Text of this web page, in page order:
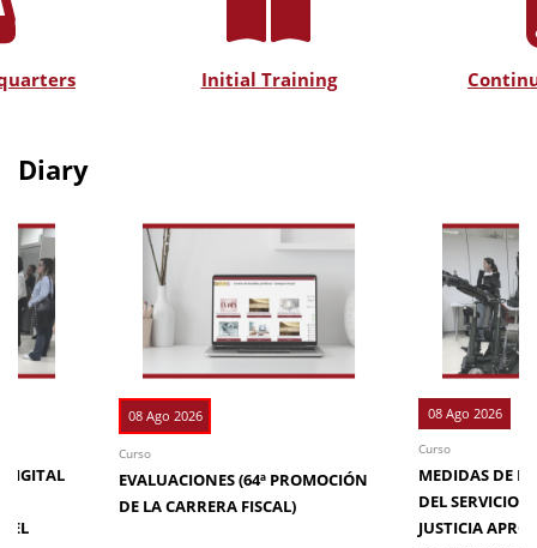
Initial Training
Diary
DIGITAL
EL
08 Ago 2026
Curso
EVALUACIONES (64ª PROMOCIÓN
DE LA CARRERA FISCAL)
08 Ago 2026
Curso
MEDIDAS DE
DEL SERVICIO
JUSTICIA